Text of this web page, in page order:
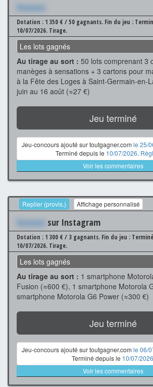
Xxxxxxx
Dotation : 1 350 € / 50 gagnants. Fin du jeu :
10/07/2026. Tirage.
Les lots gagnés
Au tirage au sort : 50 lots comprenant 3
manèges à sensations + 3 cartons pour
à la Fête des Loges à Saint-Germain-en-
juin au 16 août (≈27 €)
Jeu terminé
Jeu-concours ajouté sur toutgagner.com le 25/
Terminé depuis le 10/07/2026.
Voir les commentaires
Replier (provis.) Affichage personnalisé
Xxxxxxx sur Instagram
Dotation : 1 300 € / 3 gagnants. Fin du jeu :
10/07/2026. Tirage.
Les lots gagnés
Au tirage au sort : 1 smartphone
Fusion (≈600 €), 1 smartphone Motorola
smartphone Motorola G6 Power (≈300 €)
Jeu terminé
Jeu-concours ajouté sur toutgagner.com le 06/
Terminé depuis le 10/07/2026
Voir les commentaires